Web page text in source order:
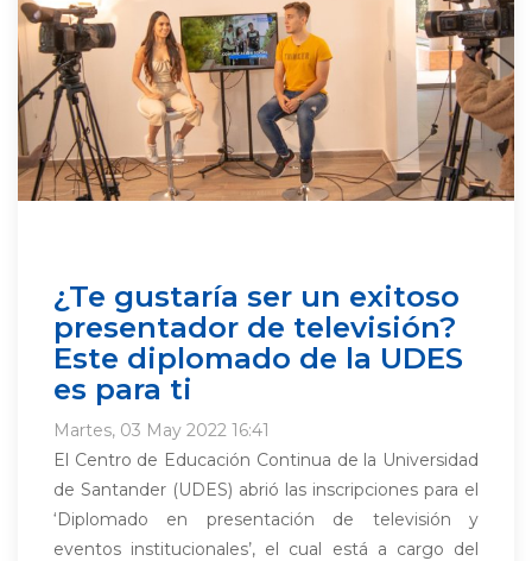
¿Te gustaría ser un exitoso
presentador de televisión?
Este diplomado de la UDES
es para ti
Martes, 03 May 2022 16:41
El Centro de Educación Continua de la Universidad
de Santander (UDES) abrió las inscripciones para el
‘Diplomado en presentación de televisión y
eventos institucionales’, el cual está a cargo del